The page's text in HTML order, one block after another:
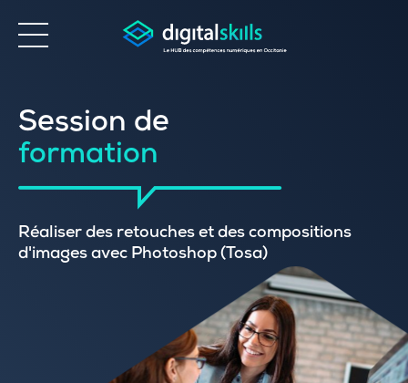
Accessibilité
Session de
formation
Réaliser des retouches et des compositions
d'images avec Photoshop (Tosa)